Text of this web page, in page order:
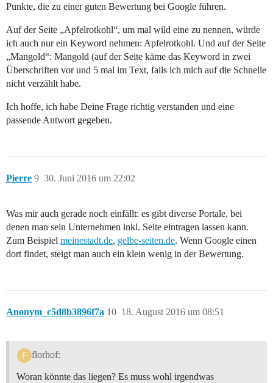
Punkte, die zu einer guten Bewertung bei Google führen.
Auf der Seite „Apfelrotkohl“, um mal wild eine zu nennen, würde
ich auch nur ein Keyword nehmen: Apfelrotkohl. Und auf der Seite
„Mangold“: Mangold (auf der Seite käme das Keyword in zwei
Überschriften vor und 5 mal im Text, falls ich mich auf die Schnelle
nicht verzählt habe.
Ich hoffe, ich habe Deine Frage richtig verstanden und eine
passende Antwort gegeben.
Pierre 30. Juni 2016 um 22:02
9
Was mir auch gerade noch einfällt: es gibt diverse Portale, bei
denen man sein Unternehmen inkl. Seite eintragen lassen kann.
Zum Beispiel meinestadt.de, gelbe-seiten.de. Wenn Google einen
dort findet, steigt man auch ein klein wenig in der Bewertung.
Anonym_c5d8b3896f7a 18. August 2016 um 08:51
10
florhof:
Woran könnte das liegen? Es muss wohl irgendwas